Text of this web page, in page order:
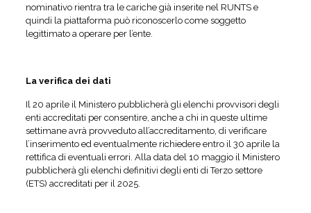
nominativo rientra tra le cariche già inserite nel RUNTS e
quindi la piattaforma può riconoscerlo come soggetto
legittimato a operare per l’ente.
La verifica dei dati
Il 20 aprile il Ministero pubblicherà gli elenchi provvisori degli
enti accreditati per consentire, anche a chi in queste ultime
settimane avrà provveduto all’accreditamento, di verificare
l’inserimento ed eventualmente richiedere entro il 30 aprile la
rettifica di eventuali errori. Alla data del 10 maggio il Ministero
pubblicherà gli elenchi definitivi degli enti di Terzo settore
(ETS) accreditati per il 2025.